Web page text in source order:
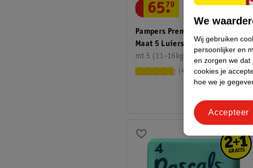
Pampers Premium Protection
Maat 5 Luiers
mt 5 (11-16kg), 99 stuks
65.
79
42476
We
Wij gebruiken
persoonlijker en
en zorgen we dat
cookies je
hoe we je
Accepteer